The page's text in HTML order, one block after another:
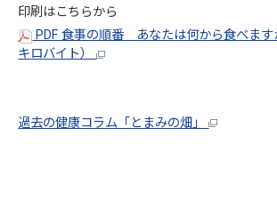
印刷はこちらから
PDF 食事の順番 あなたは何から食べます
キロバイト）
過去の健康コラム「とまみの畑」